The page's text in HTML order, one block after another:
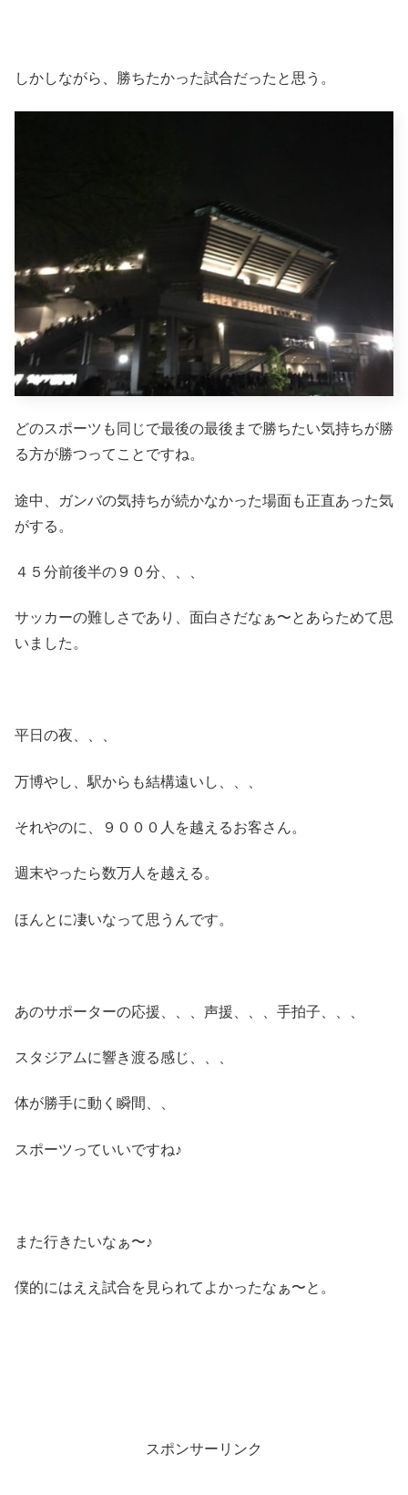
しかしながら、勝ちたかった試合だったと思う。
どのスポーツも同じで最後の最後まで勝ちたい気持ちが勝
る方が勝つってことですね。
途中、ガンバの気持ちが続かなかった場面も正直あった気
がする。
４５分前後半の９０分、、、
サッカーの難しさであり、面白さだなぁ〜とあらためて思
いました。
平日の夜、、、
万博やし、駅からも結構遠いし、、、
それやのに、９０００人を越えるお客さん。
週末やったら数万人を越える。
ほんとに凄いなって思うんです。
あのサポーターの応援、、、声援、、、手拍子、、、
スタジアムに響き渡る感じ、、、
体が勝手に動く瞬間、、
スポーツっていいですね♪
また行きたいなぁ〜♪
僕的にはええ試合を見られてよかったなぁ〜と。
スポンサーリンク